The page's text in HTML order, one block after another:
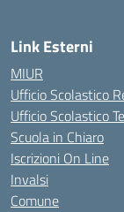
Link Esterni
MIUR
Ufficio Scolastico
Ufficio Scolastico
Scuola in Chiaro
Iscrizioni On Line
Invalsi
Comune